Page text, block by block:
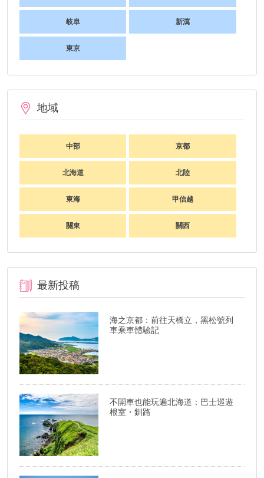
岐阜 新瀉
東京
地域
中部 京都
北海道 北陸
東海 甲信越
關東 關西
最新投稿
海之京都：前往天橋立，黑松號列
車乘車體驗記
不開車也能玩遍北海道：巴士巡遊
根室・釧路